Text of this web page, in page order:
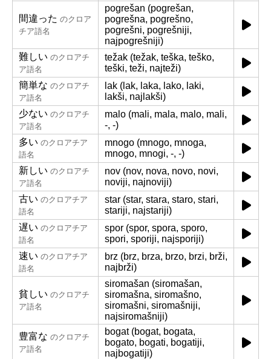
間違った のクロア
チア語名
pogrešan (pogrešan,
pogrešna, pogrešno,
pogrešni, pogrešniji,
najpogrešniji)
難しい のクロアチ
ア語名
težak (težak, teška, teško,
teški, teži, najteži)
簡単な のクロアチ
ア語名
lak (lak, laka, lako, laki,
lakši, najlakši)
少ない のクロアチ
ア語名
malo (mali, mala, malo, mali,
-, -)
多い のクロアチア
語名
mnogo (mnogo, mnoga,
mnogo, mnogi, -, -)
新しい のクロアチ
ア語名
nov (nov, nova, novo, novi,
noviji, najnoviji)
古い のクロアチア
語名
star (star, stara, staro, stari,
stariji, najstariji)
遅い のクロアチア
語名
spor (spor, spora, sporo,
spori, sporiji, najsporiji)
速い のクロアチア
語名
brz (brz, brza, brzo, brzi, brži,
najbrži)
貧しい のクロアチ
ア語名
siromašan (siromašan,
siromašna, siromašno,
siromašni, siromašniji,
najsiromašniji)
豊富な のクロアチ
ア語名
bogat (bogat, bogata,
bogato, bogati, bogatiji,
najbogatiji)